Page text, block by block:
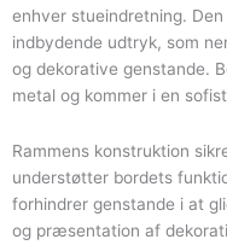
enhver stueindretning.
indbydende udtryk, som
og dekorative genstande.
metal og kommer i en
Rammens konstruktion
understøtter bordets
forhindrer genstande i at
og præsentation af